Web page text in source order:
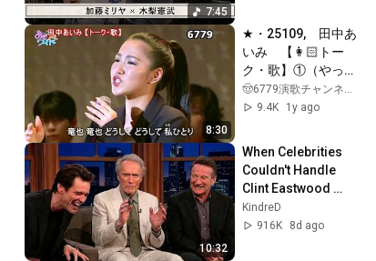
7:45
8:30
★・25109,　田中あ
いみ　【👩🏻トー
ク・歌】①（やっぱ
好きやねん・
TATUYA）
9.4K
1y ago
10:32
When Celebrities
Couldn't Handle
Clint Eastwood
ZERO Filter!
KindreD
916K
8d ago